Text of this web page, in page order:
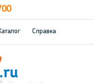
Справка